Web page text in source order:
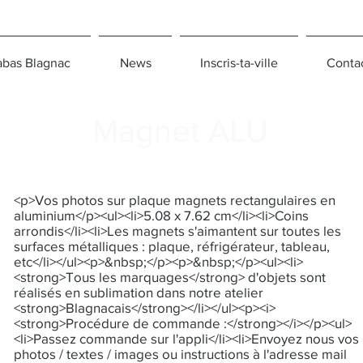
Blagnac News Inscris-ta-ville
<p>Vos photos sur plaque magnets rectangulaires en
aluminium</p><ul><li>5.08 x 7.62 cm</li><li>Coins
arrondis</li><li>Les magnets s'aimantent sur toutes les
surfaces métalliques : plaque, réfrigérateur, tableau,
etc</li></ul><p>&nbsp;</p><p>&nbsp;</p><ul><li>
<strong>Tous les marquages</strong> d'objets sont
réalisés en sublimation dans notre atelier
<strong>Blagnacais</strong></li></ul><p><i>
<strong>Procédure de commande :</strong></i></p><ul>
<li>Passez commande sur l'appli</li><li>Envoyez nous vos
photos / textes / images ou instructions à l'adresse mail